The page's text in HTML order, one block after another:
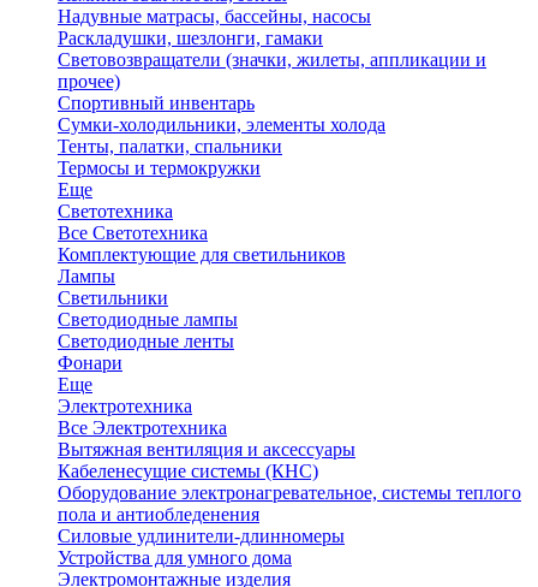
Надувные матрасы, бассейны, насосы
Раскладушки, шезлонги, гамаки
Световозвращатели (значки, жилеты, аппликации и
прочее)
Спортивный инвентарь
Сумки-холодильники, элементы холода
Тенты, палатки, спальники
Термосы и термокружки
Еще
Светотехника
Все Светотехника
Комплектующие для светильников
Лампы
Светильники
Светодиодные лампы
Светодиодные ленты
Фонари
Еще
Электротехника
Все Электротехника
Вытяжная вентиляция и аксессуары
Кабеленесущие системы (КНС)
Оборудование электронагревательное, системы теплого
пола и антиобледенения
Силовые удлинители-длинномеры
Устройства для умного дома
Электромонтажные изделия